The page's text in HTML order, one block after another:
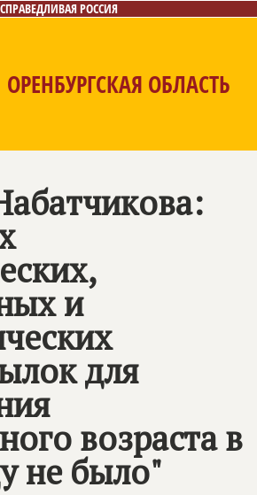
СПРАВЕДЛИВАЯ РОССИЯ
ОРЕНБУРГСКАЯ ОБЛАСТЬ
Контакты
и
для
возраста в
не было"